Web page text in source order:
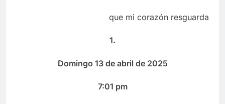
que mi corazón resguarda
1.
Domingo 13 de abril de 2025
7:01 pm